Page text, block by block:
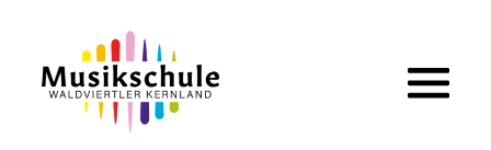
springen